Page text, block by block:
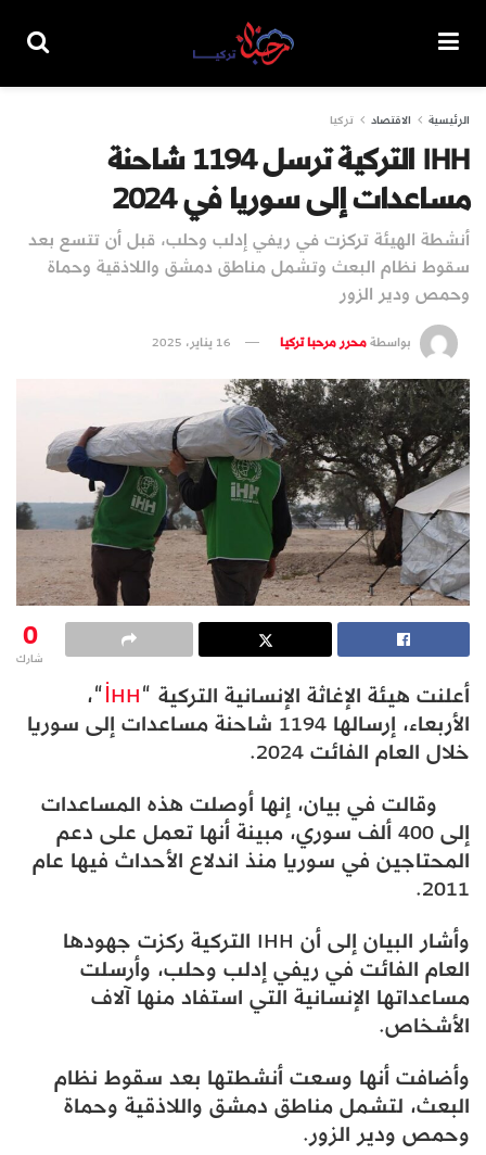
الرئيسية الاقتصاد تركيا
IHH التركية ترسل 1194 شاحنة
مساعدات إلى سوريا في 2024
أنشطة الهيئة تركزت في ريفي إدلب وحلب، قبل أن تتسع بعد
سقوط نظام البعث وتشمل مناطق دمشق واللاذقية وحماة
وحمص ودير الزور
بواسطةمحرر مرحبا تركيا 16 يناير، 2025
0
شارك
أعلنت هيئة الإغاثة الإنسانية التركية “İHH“،
الأربعاء، إرسالها 1194 شاحنة مساعدات إلى سوريا
خلال العام الفائت 2024.
وقالت في بيان، إنها أوصلت هذه المساعدات
إلى 400 ألف سوري، مبينة أنها تعمل على دعم
المحتاجين في سوريا منذ اندلاع الأحداث فيها عام
2011.
وأشار البيان إلى أن IHH التركية ركزت جهودها
العام الفائت في ريفي إدلب وحلب، وأرسلت
مساعداتها الإنسانية التي استفاد منها آلاف
الأشخاص.
وأضافت أنها وسعت أنشطتها بعد سقوط نظام
البعث، لتشمل مناطق دمشق واللاذقية وحماة
وحمص ودير الزور.